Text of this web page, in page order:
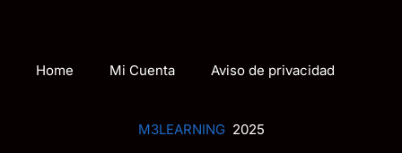
Home Mi Cuenta Aviso de privacidad
M3LEARNING2025